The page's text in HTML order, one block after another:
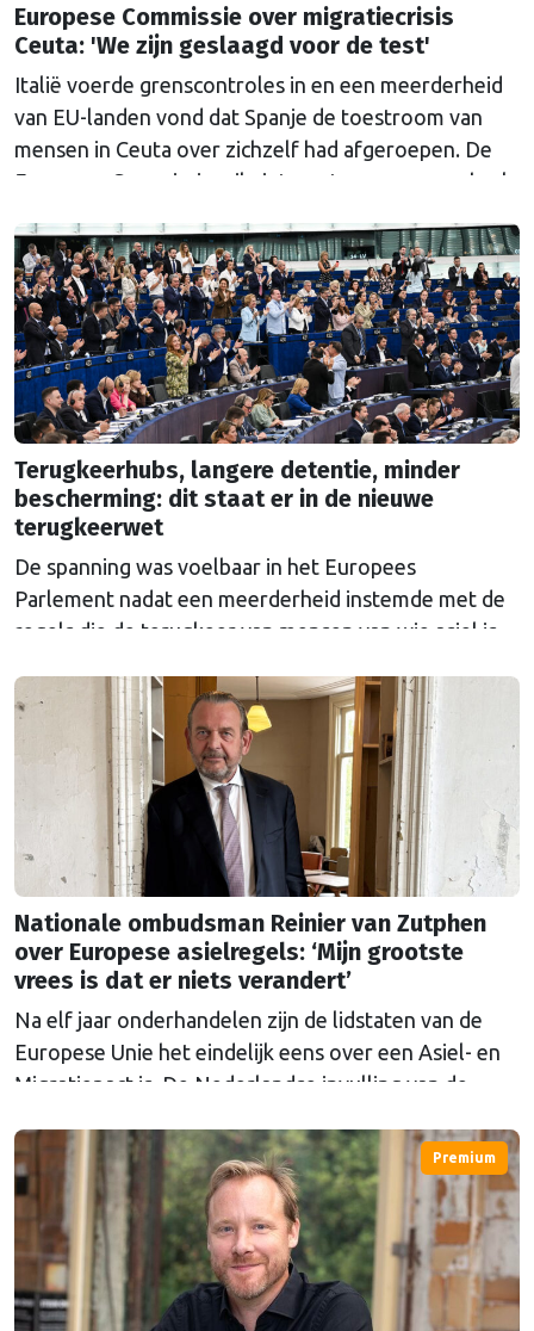
Europese Commissie over migratiecrisis
Ceuta: 'We zijn geslaagd voor de test'
Italië voerde grenscontroles in en een meerderheid
van EU-landen vond dat Spanje de toestroom van
mensen in Ceuta over zichzelf had afgeroepen. De
Europese Commissie wil niets weten van een gebrek
resultaat.
Terugkeerhubs, langere detentie, minder
bescherming: dit staat er in de nieuwe
terugkeerwet
De spanning was voelbaar in het Europees
Parlement nadat een meerderheid instemde met de
regels die de terugkeer van mensen van wie asiel is
zoveel ophef op?
Nationale ombudsman Reinier van Zutphen
over Europese asielregels: ‘Mijn grootste
vrees is dat er niets verandert’
Na elf jaar onderhandelen zijn de lidstaten van de
Europese Unie het eindelijk eens over een Asiel- en
Migratiepact is. De Nederlandse invulling van de
Nationale ombudsman Reinier van Zutphen. "Het
zegt iets over onze samenleving als geheel, hoe wij
naar anderen kijken. We zijn bang geworden voor de
ander."
Premium